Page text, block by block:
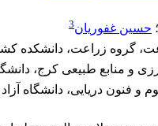
؛ حسین غفوریان3
گروه زراعت، دانشکده
و منابع طبیعی کرج،
و فنون دریایی، دانشگاه